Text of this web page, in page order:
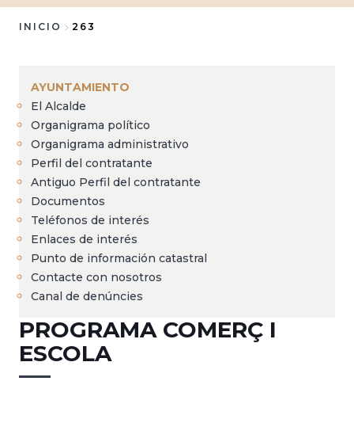
enlaces
de
ayuda
a
la
navegación
INICIO 263
AYUNTAMIENTO
El Alcalde
Organigrama político
Organigrama administrativo
Perfil del contratante
Antiguo Perfil del contratante
Documentos
Teléfonos de interés
Enlaces de interés
Punto de información catastral
Contacte con nosotros
Canal de denúncies
PROGRAMA COMERÇ I
ESCOLA